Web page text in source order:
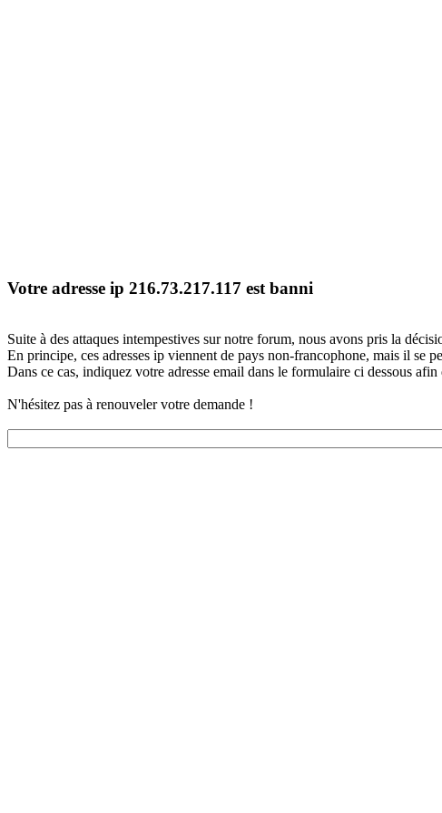
Votre adresse ip 216.73.217.117 est banni
Suite à des attaques intempestives sur notre forum, nous avons pris la
En principe, ces adresses ip viennent de pays non-francophone, mais il se
Dans ce cas, indiquez votre adresse email dans le formulaire ci dessous
N'hésitez pas à renouveler votre demande !